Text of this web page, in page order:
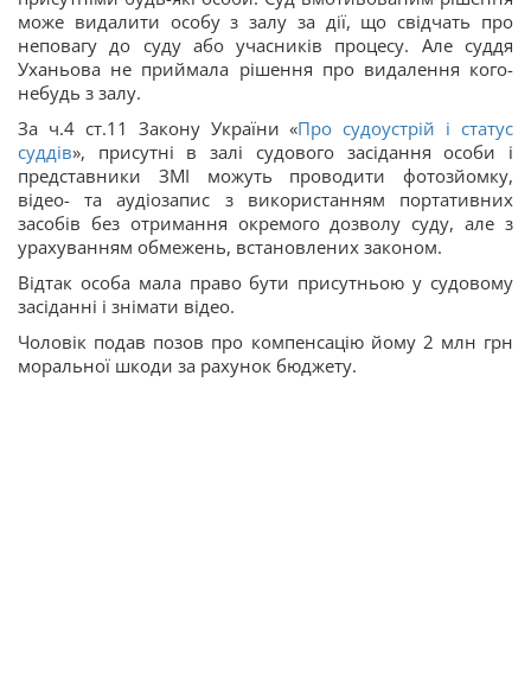
може видалити особу з залу за дії, що свідчать про
неповагу до суду або учасників процесу. Але суддя
Уханьова не приймала рішення про видалення кого-
небудь з залу.
За ч.4 ст.11 Закону України «Про судоустрій і статус
суддів», присутні в залі судового засідання особи і
представники ЗМІ можуть проводити фотозйомку,
відео- та аудіозапис з використанням портативних
засобів без отримання окремого дозволу суду, але з
урахуванням обмежень, встановлених законом.
Відтак особа мала право бути присутньою у судовому
засіданні і знімати відео.
Чоловік подав позов про компенсацію йому 2 млн грн
моральної шкоди за рахунок бюджету.